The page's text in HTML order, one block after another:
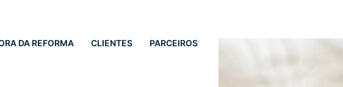
DA REFORMA CLIENTES PARCEIROS